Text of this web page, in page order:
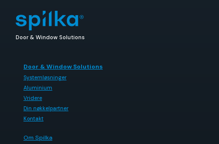
Door & Window Solutions
Door & Window Solutions
Systemløsninger
Aluminium
Vridere
Din nøkkelpartner
Kontakt
Om Spilka